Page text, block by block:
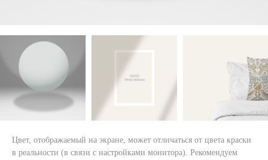
Цвет, отображаемый на экране, может отличаться от цвета краски
в реальности (в связи с настройками монитора). Рекомендуем